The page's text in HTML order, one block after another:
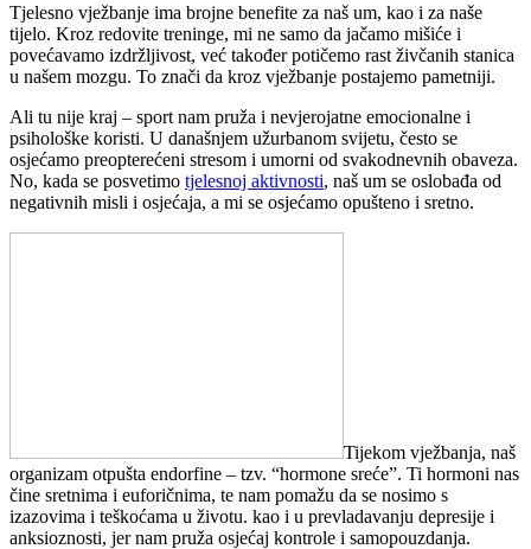
Tjelesno vježbanje ima brojne benefite za naš um, kao i za naše
tijelo. Kroz redovite treninge, mi ne samo da jačamo mišiće i
povećavamo izdržljivost, već također potičemo rast živčanih stanica
u našem mozgu. To znači da kroz vježbanje postajemo pametniji.
Ali tu nije kraj – sport nam pruža i nevjerojatne emocionalne i
psihološke koristi. U današnjem užurbanom svijetu, često se
osjećamo preopterećeni stresom i umorni od svakodnevnih obaveza.
No, kada se posvetimo tjelesnoj aktivnosti, naš um se oslobađa od
negativnih misli i osjećaja, a mi se osjećamo opušteno i sretno.
Tijekom vježbanja, naš
organizam otpušta endorfine – tzv. “hormone sreće”. Ti hormoni nas
čine sretnima i euforičnima, te nam pomažu da se nosimo s
izazovima i teškoćama u životu. kao i u prevladavanju depresije i
anksioznosti, jer nam pruža osjećaj kontrole i samopouzdanja.